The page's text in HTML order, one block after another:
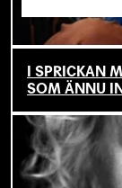
I SPRICKAN
SOM ÄNNU